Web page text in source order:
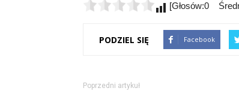
[Głosów:0
PODZIEL SIĘ Facebook
Poprzedni artykuł